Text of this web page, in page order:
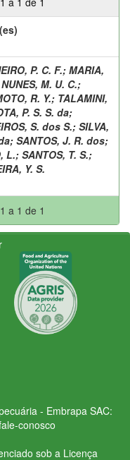
P. C. F.; MARIA,
NUNES, M. U. C.;
R. Y.; TALAMINI,
P. S. S. da;
S. dos S.; SILVA,
; SANTOS, J. R. dos;
L.; SANTOS, T. S.;
Y. S.
a 1 de 1
- Embrapa SAC:
conosco
sob a Licença